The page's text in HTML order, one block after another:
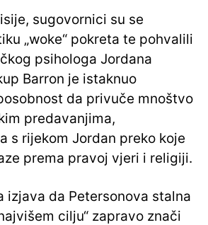
sugovornici su se
„woke“ pokreta te pohvalili
psihologa Jordana
Barron je istaknuo
da privuče mnoštvo
predavanjima,
s rijekom Jordan preko koje
prema pravoj vjeri i religiji.
izjava da Petersonova stalna
cilju“ zapravo znači